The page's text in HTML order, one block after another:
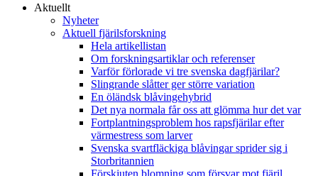
Aktuellt
Nyheter
Aktuell fjärilsforskning
Hela artikellistan
Om forskningsartiklar och referenser
Varför förlorade vi tre svenska dagfjärilar?
Slingrande slåtter ger större variation
En öländsk blåvingehybrid
Det nya normala får oss att glömma hur det var
Fortplantningsproblem hos rapsfjärilar efter
värmestress som larver
Svenska svartfläckiga blåvingar sprider sig i
Storbritannien
Förskjuten blomning som försvar mot fjäril